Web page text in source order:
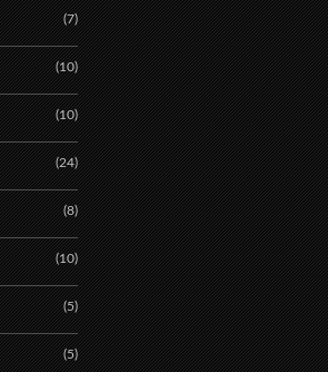
(7)
(10)
(10)
(24)
(8)
(10)
(5)
(5)